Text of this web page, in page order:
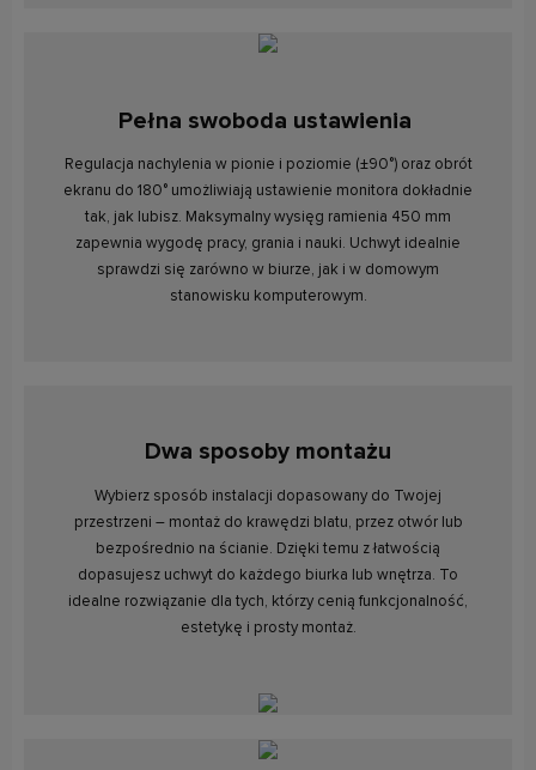
Pełna swoboda ustawienia
Regulacja nachylenia w pionie i poziomie (±90°) oraz obrót
ekranu do 180° umożliwiają ustawienie monitora dokładnie
tak, jak lubisz. Maksymalny wysięg ramienia 450 mm
zapewnia wygodę pracy, grania i nauki. Uchwyt idealnie
sprawdzi się zarówno w biurze, jak i w domowym
stanowisku komputerowym.
Dwa sposoby montażu
Wybierz sposób instalacji dopasowany do Twojej
przestrzeni – montaż do krawędzi blatu, przez otwór lub
bezpośrednio na ścianie. Dzięki temu z łatwością
dopasujesz uchwyt do każdego biurka lub wnętrza. To
idealne rozwiązanie dla tych, którzy cenią funkcjonalność,
estetykę i prosty montaż.